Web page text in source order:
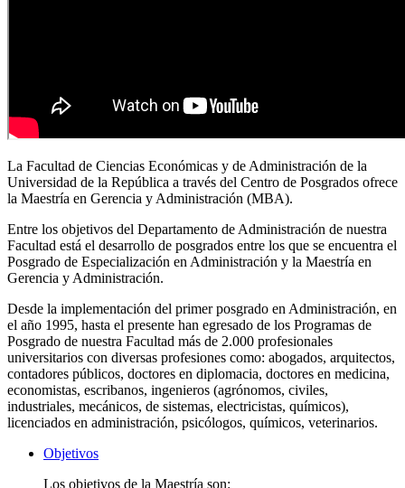
La Facultad de Ciencias Económicas y de Administración de la
Universidad de la República a través del Centro de Posgrados ofrece
la Maestría en Gerencia y Administración (MBA).
Entre los objetivos del Departamento de Administración de nuestra
Facultad está el desarrollo de posgrados entre los que se encuentra el
Posgrado de Especialización en Administración y la Maestría en
Gerencia y Administración.
Desde la implementación del primer posgrado en Administración, en
el año 1995, hasta el presente han egresado de los Programas de
Posgrado de nuestra Facultad más de 2.000 profesionales
universitarios con diversas profesiones como: abogados, arquitectos,
contadores públicos, doctores en diplomacia, doctores en medicina,
economistas, escribanos, ingenieros (agrónomos, civiles,
industriales, mecánicos, de sistemas, electricistas, químicos),
licenciados en administración, psicólogos, químicos, veterinarios.
Objetivos
Los objetivos de la Maestría son: